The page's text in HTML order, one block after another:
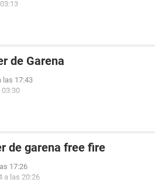
de Garena
las 17:43
03:30
de garena free fire
17:26
a las 20:26